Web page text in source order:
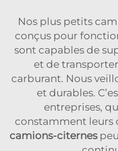
Nos plus petits
conçus pour
sont capables de
et de
carburant. Nous
et durables.
entreprises,
constamment leurs
camions-citernes